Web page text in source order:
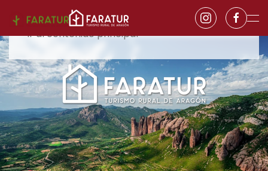
Ir al contenido principal